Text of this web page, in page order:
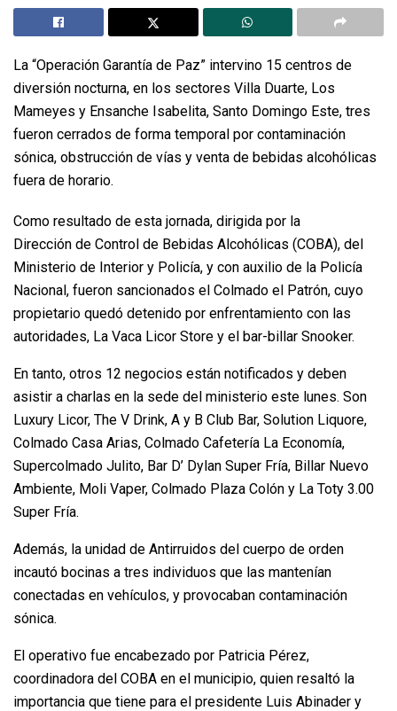
La “Operación Garantía de Paz” intervino 15 centros de
diversión nocturna, en los sectores Villa Duarte, Los
Mameyes y Ensanche Isabelita, Santo Domingo Este, tres
fueron cerrados de forma temporal por contaminación
sónica, obstrucción de vías y venta de bebidas alcohólicas
fuera de horario.
Como resultado de esta jornada, dirigida por la
Dirección de Control de Bebidas Alcohólicas (COBA), del
Ministerio de Interior y Policía, y con auxilio de la Policía
Nacional, fueron sancionados el Colmado el Patrón, cuyo
propietario quedó detenido por enfrentamiento con las
autoridades, La Vaca Licor Store y el bar-billar Snooker.
En tanto, otros 12 negocios están notificados y deben
asistir a charlas en la sede del ministerio este lunes. Son
Luxury Licor, The V Drink, A y B Club Bar, Solution Liquore,
Colmado Casa Arias, Colmado Cafetería La Economía,
Supercolmado Julito, Bar D’ Dylan Super Fría, Billar Nuevo
Ambiente, Moli Vaper, Colmado Plaza Colón y La Toty 3.00
Super Fría.
Además, la unidad de Antirruidos del cuerpo de orden
incautó bocinas a tres individuos que las mantenían
conectadas en vehículos, y provocaban contaminación
sónica.
El operativo fue encabezado por Patricia Pérez,
coordinadora del COBA en el municipio, quien resaltó la
importancia que tiene para el presidente Luis Abinader y